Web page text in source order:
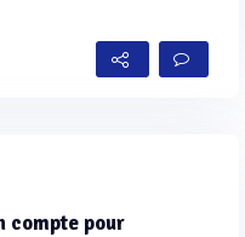
compte pour